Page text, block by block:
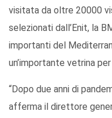
visitata da oltre 20000
selezionati dall’Enit, la
importanti del
un’importante vetrina
“Dopo due anni di
afferma il direttore